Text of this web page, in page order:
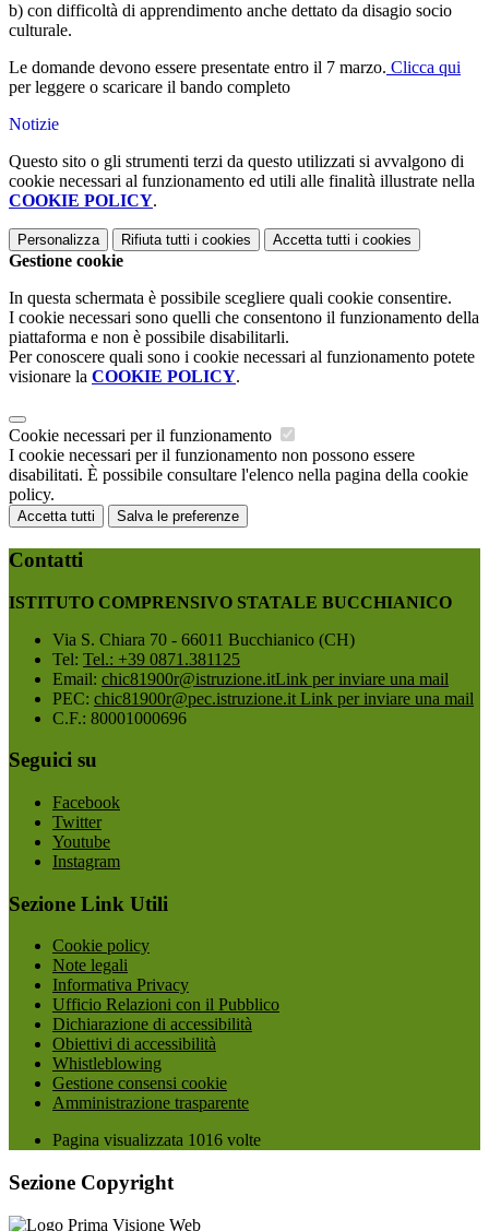
b) con difficoltà di apprendimento anche dettato da disagio socio
culturale.
Le domande devono essere presentate entro il 7 marzo. Clicca qui
per leggere o scaricare il bando completo
Notizie
Questo sito o gli strumenti terzi da questo utilizzati si avvalgono di
cookie necessari al funzionamento ed utili alle finalità illustrate nella
COOKIE POLICY.
Personalizza Rifiuta tutti i cookies Accetta tutti i cookies
Gestione cookie
In questa schermata è possibile scegliere quali cookie consentire.
I cookie necessari sono quelli che consentono il funzionamento della
piattaforma e non è possibile disabilitarli.
Per conoscere quali sono i cookie necessari al funzionamento potete
visionare la COOKIE POLICY.
Cookie necessari per il funzionamento
I cookie necessari per il funzionamento non possono essere
disabilitati. È possibile consultare l'elenco nella pagina della cookie
policy.
Accetta tutti Salva le preferenze
Contatti
ISTITUTO COMPRENSIVO STATALE BUCCHIANICO
Via S. Chiara 70 - 66011 Bucchianico (CH)
Tel: Tel.: +39 0871.381125
Email: chic81900r@istruzione.itLink per inviare una mail
PEC: chic81900r@pec.istruzione.it Link per inviare una mail
C.F.: 80001000696
Seguici su
Facebook
Twitter
Youtube
Instagram
Sezione Link Utili
Cookie policy
Note legali
Informativa Privacy
Ufficio Relazioni con il Pubblico
Dichiarazione di accessibilità
Obiettivi di accessibilità
Whistleblowing
Gestione consensi cookie
Amministrazione trasparente
Pagina visualizzata 1016 volte
Sezione Copyright